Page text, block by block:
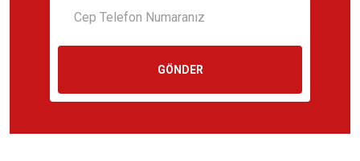
GÖNDER